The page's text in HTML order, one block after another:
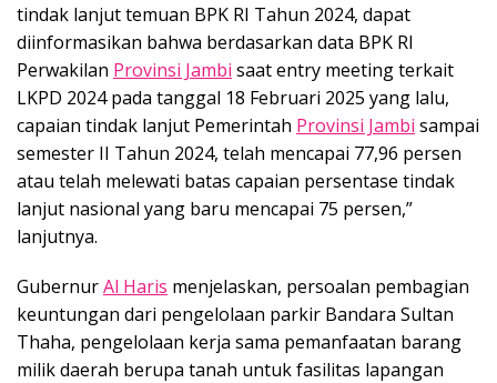
tindak lanjut temuan BPK RI Tahun 2024, dapat
diinformasikan bahwa berdasarkan data BPK RI
Perwakilan Provinsi Jambi saat entry meeting terkait
LKPD 2024 pada tanggal 18 Februari 2025 yang lalu,
capaian tindak lanjut Pemerintah Provinsi Jambi sampai
semester II Tahun 2024, telah mencapai 77,96 persen
atau telah melewati batas capaian persentase tindak
lanjut nasional yang baru mencapai 75 persen,”
lanjutnya.
GubernurAl Haris menjelaskan, persoalan pembagian
keuntungan dari pengelolaan parkir Bandara Sultan
Thaha, pengelolaan kerja sama pemanfaatan barang
milik daerah berupa tanah untuk fasilitas lapangan